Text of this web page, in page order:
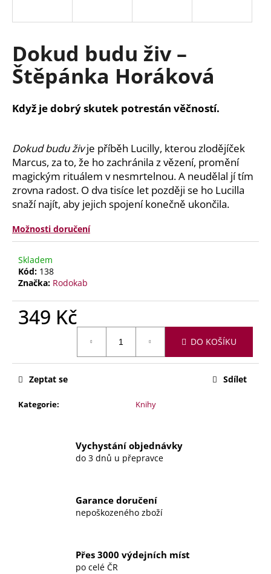
Dokud budu živ –
Štěpánka Horáková
Když je dobrý skutek potrestán věčností.
Dokud budu živje příběh Lucilly, kterou zlodějíček
Marcus, za to, že ho zachránila z vězení, promění
magickým rituálem v nesmrtelnou. A neudělal jí tím
zrovna radost. O dva tisíce let později se ho Lucilla
snaží najít, aby jejich spojení konečně ukončila.
Možnosti doručení
Skladem
Kód: 138
Značka: Rodokab
349 Kč
DO KOŠÍKU
Kategorie: Knihy
Zeptat se Sdílet
Vychystání objednávky
do 3 dnů u přepravce
Garance doručení
nepoškozeného zboží
Přes 3000 výdejních míst
po celé ČR
í
t
?
D
o
o
r
u
u
j
e
m
DOKUD
BUDU